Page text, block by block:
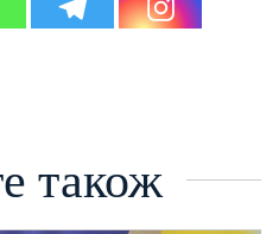
також